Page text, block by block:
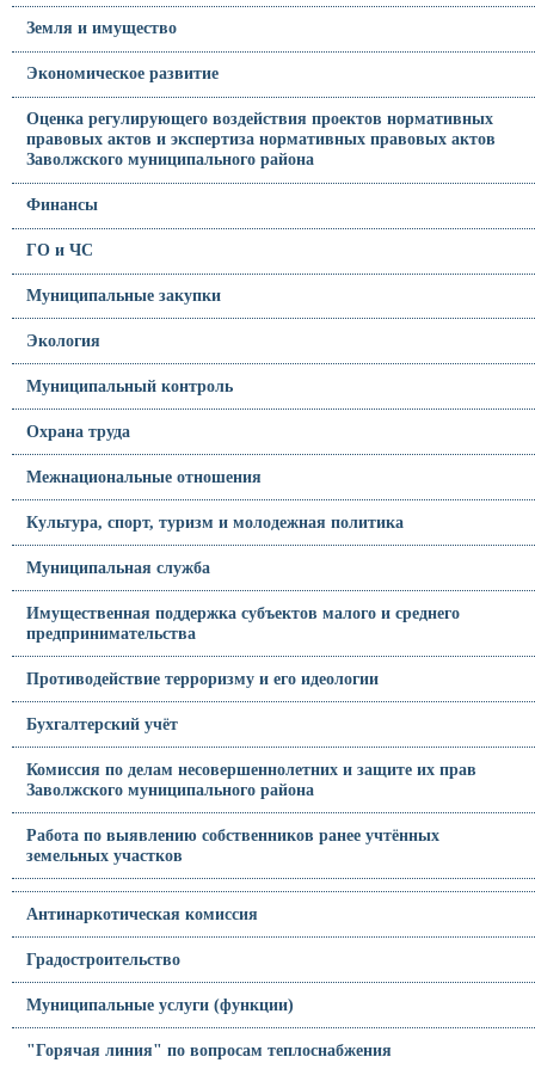
Земля и имущество
Экономическое развитие
Оценка регулирующего воздействия проектов нормативных
правовых актов и экспертиза нормативных правовых актов
Заволжского муниципального района
Финансы
ГО и ЧС
Муниципальные закупки
Экология
Муниципальный контроль
Охрана труда
Межнациональные отношения
Культура, спорт, туризм и молодежная политика
Муниципальная служба
Имущественная поддержка субъектов малого и среднего
предпринимательства
Противодействие терроризму и его идеологии
Бухгалтерский учёт
Комиссия по делам несовершеннолетних и защите их прав
Заволжского муниципального района
Работа по выявлению собственников ранее учтённых
земельных участков
Антинаркотическая комиссия
Градостроительство
Муниципальные услуги (функции)
"Горячая линия" по вопросам теплоснабжения